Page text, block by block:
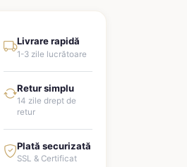
Livrare rapidă
1-3 zile lucrătoare
Retur simplu
14 zile drept de
retur
Plată securizată
SSL & Certificat